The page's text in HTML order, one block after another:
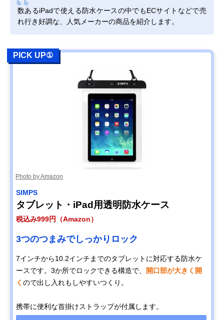
数あるiPadで使える防水ケースの中でもECサイトなどで売
れ行き好調な、人気メーカーの商品を紹介します。
PICK UP①
Photo by Amazon
SIMPS
タブレット・iPad用透明防水ケース
税込み999円（Amazon）
3つのつまみでしっかりロック
7インチから10.2インチまでのタブレットに対応する防水ケ
ースです。3か所でロックできる構造で、
開口部が大きく開
く ので出し入れもしやすいつくり。
携帯に便利な首掛けストラップが付属します。